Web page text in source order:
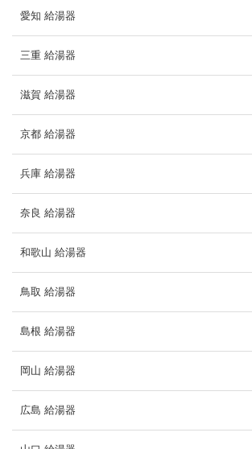
愛知 給湯器
三重 給湯器
滋賀 給湯器
京都 給湯器
兵庫 給湯器
奈良 給湯器
和歌山 給湯器
鳥取 給湯器
島根 給湯器
岡山 給湯器
広島 給湯器